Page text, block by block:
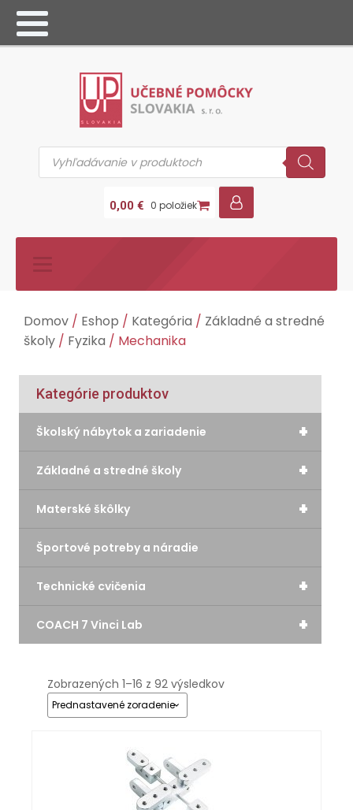
Products
search
0,00 € 0 položiek
Domov / Eshop / Kategória / Základné a stredné
školy / Fyzika / Mechanika
Kategórie produktov
+
Školský nábytok a zariadenie
+
Základné a stredné školy
+
Materské škôlky
Športové potreby a náradie
+
Technické cvičenia
+
COACH 7 Vinci Lab
Zobrazených 1–16 z 92 výsledkov